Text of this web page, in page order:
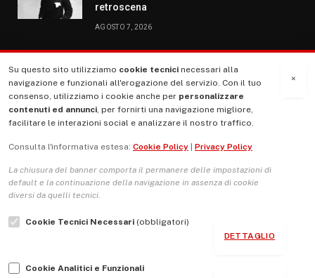
retroscena
AGOSTO 7, 2026
MENU
La Nostra Storia
Le Copertine
L’Associazione
Indirizzo Socio Politico Culturale
Guida per le autrici e gli autori
×
Su questo sito utilizziamo cookie tecnici necessari alla
navigazione e funzionali all'erogazione del servizio. Con il tuo
consenso, utilizziamo i cookie anche per personalizzare
contenuti ed annunci, per fornirti una navigazione migliore,
facilitare le interazioni social e analizzare il nostro traffico.
Consulta l'informativa estesa: Cookie Policy Privacy Policy
La chiusura del banner comporta il permanere delle impostazioni di
default e la continuazione della navigazione in assenza di cookie
diversi da quelli tecnici.
Cookie Tecnici Necessari (obbligatori)
DETTAGLIO
Cookie Analitici e Funzionali